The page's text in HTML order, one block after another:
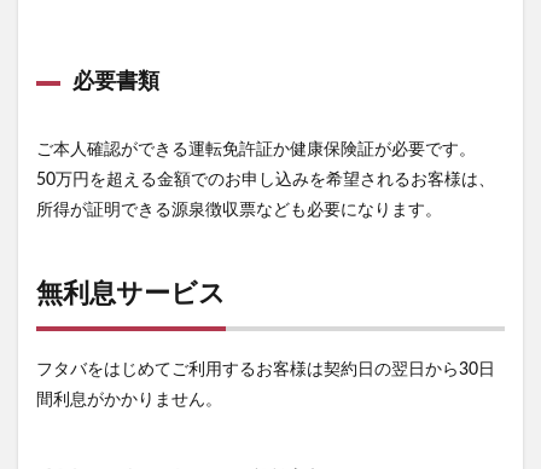
必要書類
ご本人確認ができる運転免許証か健康保険証が必要です。
50万円を超える金額でのお申し込みを希望されるお客様は、
所得が証明できる源泉徴収票なども必要になります。
無利息サービス
フタバをはじめてご利用するお客様は契約日の翌日から30日
間利息がかかりません。